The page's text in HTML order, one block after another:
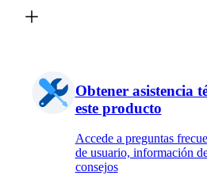
Obtener asistencia
este producto
Accede a preguntas
de usuario, información
consejos